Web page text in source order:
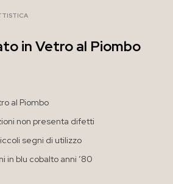
in Vetro al Piombo
al Piombo
non presenta difetti
segni di utilizzo
in blu cobalto anni ’80